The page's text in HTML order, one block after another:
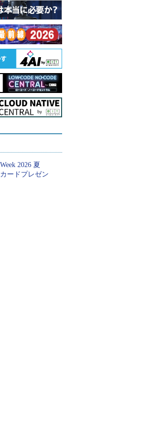
2026 夏
カードプレゼン